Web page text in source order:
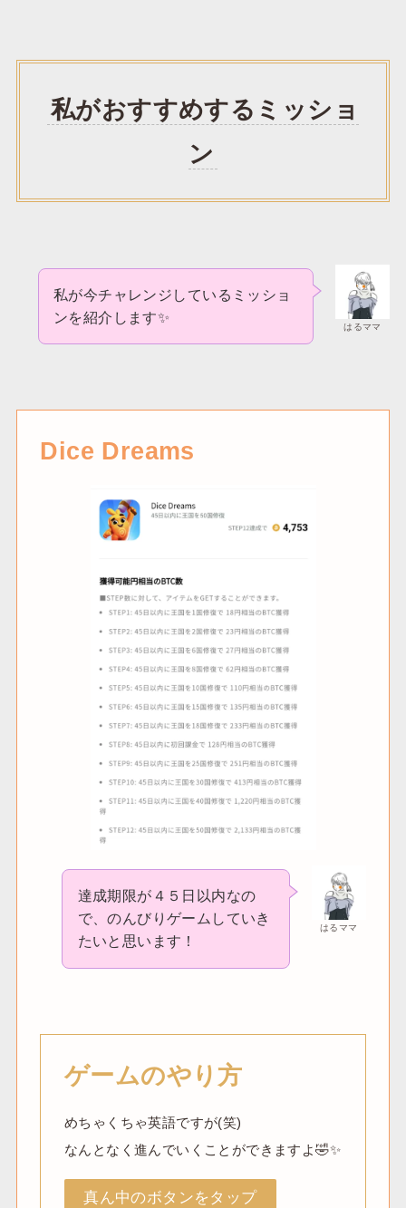
私がおすすめするミッショ
ン
はるママ
私が今チャレンジしているミッショ
ンを紹介します✨
Dice Dreams
はるママ
達成期限が４５日以内なの
で、のんびりゲームしていき
たいと思います！
ゲームのやり方
めちゃくちゃ英語ですが(笑)
なんとなく進んでいくことができますよ🤣✨
真ん中のボタンをタップ